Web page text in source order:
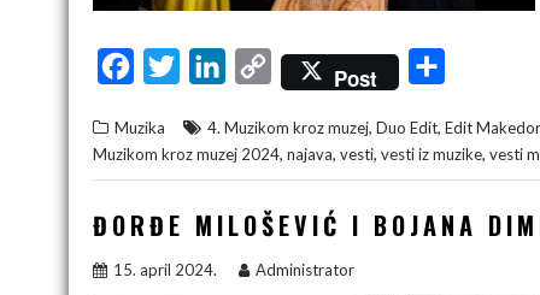
c
e
b
o
t
r
n
k
e
C
p
y
L
n
Post
a
r
e
Muzika 4. Muzikom kroz muzej, Duo Edit, Edit
Muzikom kroz muzej 2024, najava, vesti, vesti iz muzike, vesti
ĐORĐE MILOŠEVIĆ I BOJANA
15. april 2024. Administrator